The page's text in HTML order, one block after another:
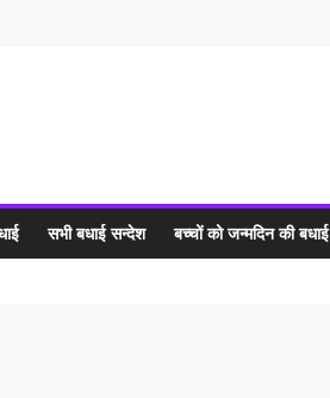
सभी बधाई सन्देश बच्चों को जन्मदिन की बधाई